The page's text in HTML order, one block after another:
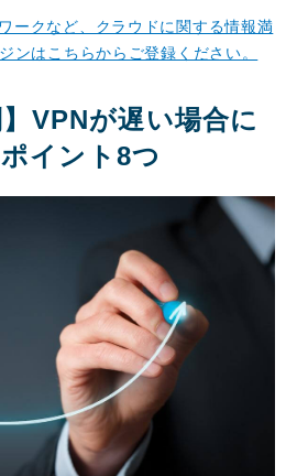
ークなど、クラウドに関する情報満
ンはこちらからご登録ください。
VPNが遅い場合に
イント8つ